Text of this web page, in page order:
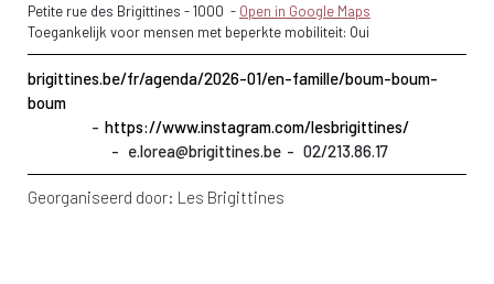
Petite rue des Brigittines -1000 - Open in Google Maps
Toegankelijk voor mensen met beperkte mobiliteit: Oui
brigittines.be/fr/agenda/2026-01/en-famille/boum-boum-
boum
https://www.instagram.com/lesbrigittines/
e.lorea@brigittines.be
02/213.86.17
Georganiseerd door: Les Brigittines